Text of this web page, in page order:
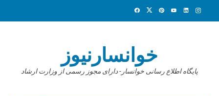
خوانسارنیوز
پایگاه اطلاع رسانی خوانسار- دارای مجوز رسمی از وزارت ارشاد